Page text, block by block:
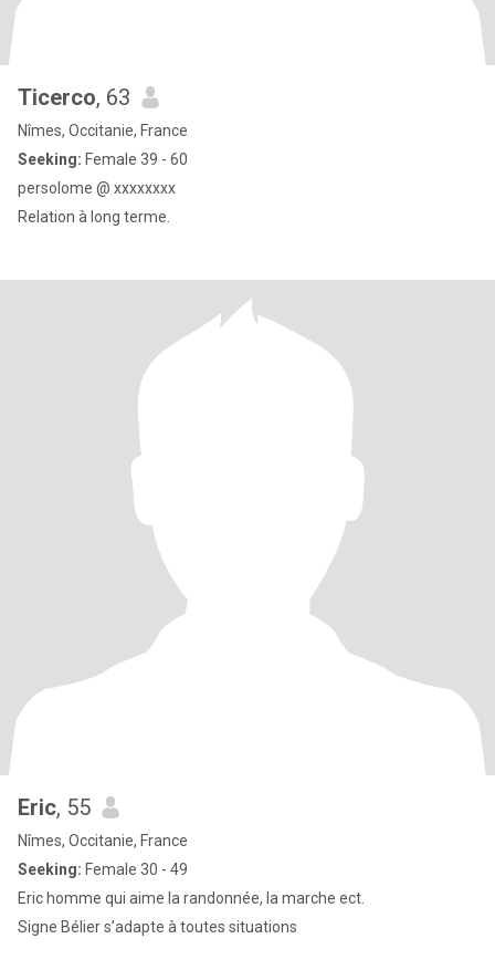
Ticerco, 63
Nîmes, Occitanie, France
Seeking: Female 39 - 60
persolome @ xxxxxxxx
Relation à long terme.
Eric, 55
Nîmes, Occitanie, France
Seeking: Female 30 - 49
Eric homme qui aime la randonnée, la marche ect.
Signe Bélier s’adapte à toutes situations